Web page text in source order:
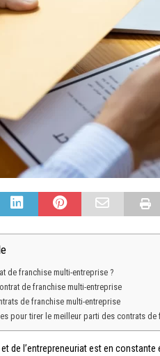
de franchise multi-entreprise ?
de franchise multi-entreprise
de franchise multi-entreprise
pour tirer le meilleur parti des contrats de
de l’entrepreneuriat est en